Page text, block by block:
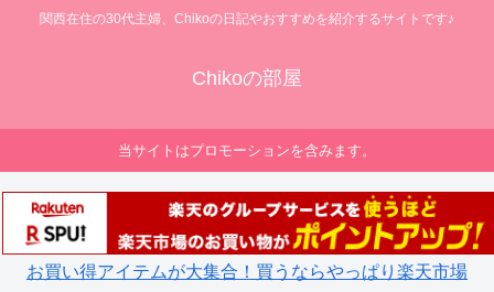
関西在住の30代主婦、Chikoの日記やおすすめを紹介するサイトです♪
Chikoの部屋
当サイトはプロモーションを含みます。
お買い得アイテムが大集合！買うならやっぱり楽天市場